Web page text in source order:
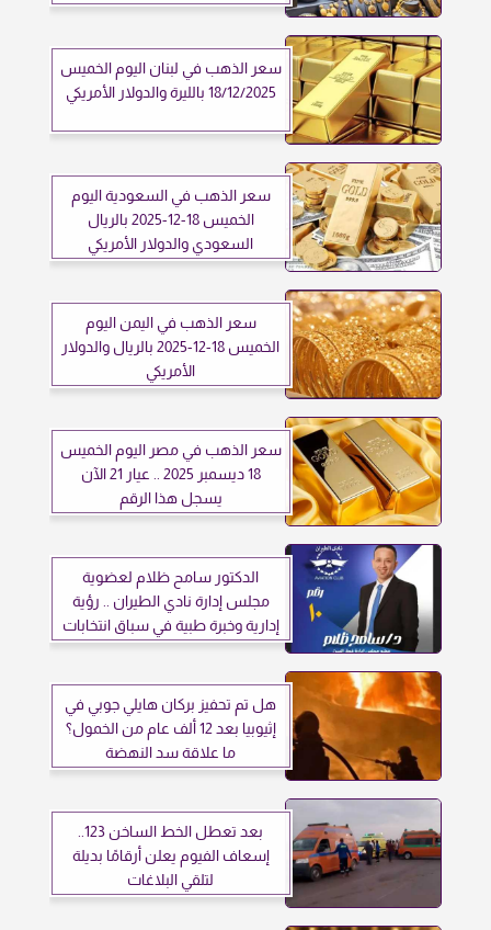
سعر الذهب في لبنان اليوم الخميس
18/12/2025 بالليرة والدولار الأمريكي
سعر الذهب في السعودية اليوم
الخميس 18-12-2025 بالريال
السعودي والدولار الأمريكي
سعر الذهب في اليمن اليوم
الخميس 18-12-2025 بالريال والدولار
الأمريكي
سعر الذهب في مصر اليوم الخميس
18 ديسمبر 2025 .. عيار 21 الآن
يسجل هذا الرقم
الدكتور سامح ظلام لعضوية
مجلس إدارة نادي الطيران .. رؤية
إدارية وخبرة طبية في سباق انتخابات
هل تم تحفيز بركان هايلي جوبي في
إثيوبيا بعد 12 ألف عام من الخمول؟
ما علاقة سد النهضة
بعد تعطل الخط الساخن 123..
إسعاف الفيوم يعلن أرقامًا بديلة
لتلقي البلاغات